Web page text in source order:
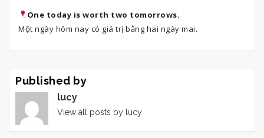
One today is worth two tomorrows.
Một ngày hôm nay có giá trị bằng hai ngày mai.
Published by
lucy
View all posts by lucy